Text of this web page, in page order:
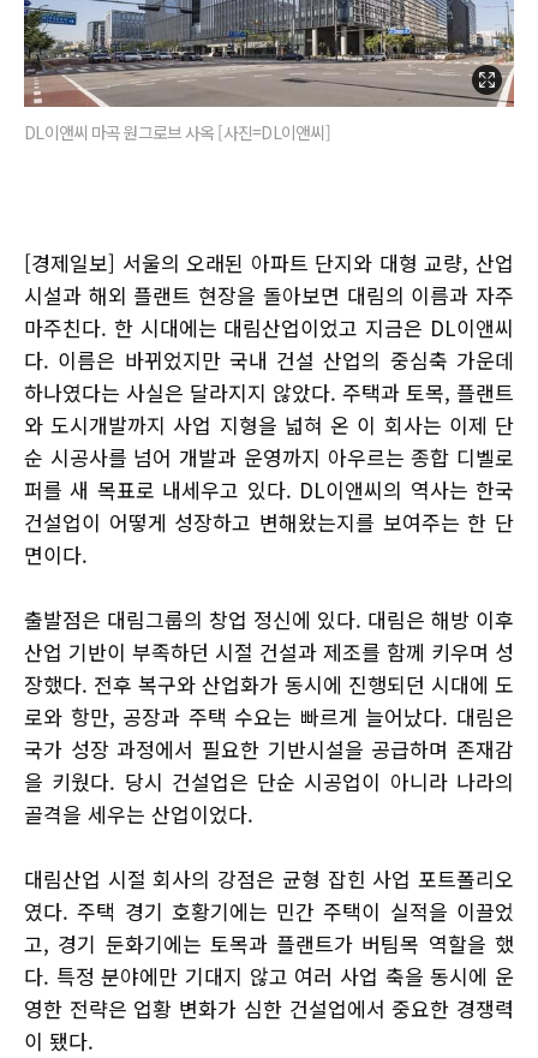
DL이앤씨 마곡 원그로브 사옥 [사진=DL이앤씨]
[경제일보] 서울의 오래된 아파트 단지와 대형 교량, 산업
시설과 해외 플랜트 현장을 돌아보면 대림의 이름과 자주
마주친다. 한 시대에는 대림산업이었고 지금은 DL이앤씨
다. 이름은 바뀌었지만 국내 건설 산업의 중심축 가운데
하나였다는 사실은 달라지지 않았다. 주택과 토목, 플랜트
와 도시개발까지 사업 지형을 넓혀 온 이 회사는 이제 단
순 시공사를 넘어 개발과 운영까지 아우르는 종합 디벨로
퍼를 새 목표로 내세우고 있다. DL이앤씨의 역사는 한국
건설업이 어떻게 성장하고 변해왔는지를 보여주는 한 단
면이다.
출발점은 대림그룹의 창업 정신에 있다. 대림은 해방 이후
산업 기반이 부족하던 시절 건설과 제조를 함께 키우며 성
장했다. 전후 복구와 산업화가 동시에 진행되던 시대에 도
로와 항만, 공장과 주택 수요는 빠르게 늘어났다. 대림은
국가 성장 과정에서 필요한 기반시설을 공급하며 존재감
을 키웠다. 당시 건설업은 단순 시공업이 아니라 나라의
골격을 세우는 산업이었다.
대림산업 시절 회사의 강점은 균형 잡힌 사업 포트폴리오
였다. 주택 경기 호황기에는 민간 주택이 실적을 이끌었
고, 경기 둔화기에는 토목과 플랜트가 버팀목 역할을 했
다. 특정 분야에만 기대지 않고 여러 사업 축을 동시에 운
영한 전략은 업황 변화가 심한 건설업에서 중요한 경쟁력
이 됐다.